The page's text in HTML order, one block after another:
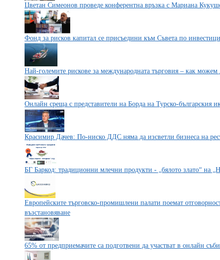
Цветан Симеонов проведе конферентна връзка с Мариана
Фонд за рисков капитал се присъедини към Съвета по
Най-големите рискове за международната търговия – как можем
Онлайн среща с представители на Борда на Турско-българския
Красимир Дачев: По-ниско ДДС няма да изсветли бизнеса на
БГ Баркод: традиционни млечни продукти - „бялото злато“ на
Европейските търговско-промишлени палати поемат
възстановяване
65% от предприемачите са подготвени да участват в онлайн